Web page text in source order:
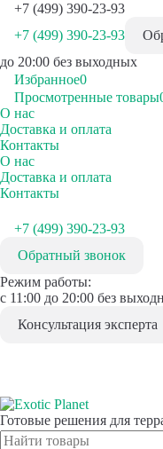
+7 (499) 390-23-93
+7 (499) 390-23-93
до 20:00 без выходных
Избранное0
Просмотренные товары
О нас
Доставка и оплата
Контакты
О нас
Доставка и оплата
Контакты
+7 (499) 390-23-93
Обратный звонок
Режим работы:
с 11:00 до 20:00 без
Консультация эксперта
Готовые решения для